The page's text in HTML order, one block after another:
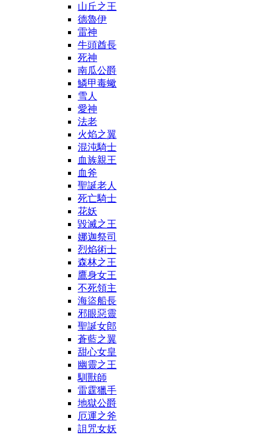
山丘之王
德魯伊
雷神
牛頭酋長
死神
南瓜公爵
鱗甲毒蠍
雪人
愛神
法老
火焰之翼
混沌騎士
血族親王
血斧
聖誕老人
死亡騎士
花妖
毀滅之王
娜迦祭司
烈焰術士
森林之王
鷹身女王
不死領主
海盜船長
邪眼惡靈
聖誕女郎
蒼藍之翼
甜心女皇
幽靈之王
馴獸師
雷霆獵手
地獄公爵
厄運之斧
詛咒女妖